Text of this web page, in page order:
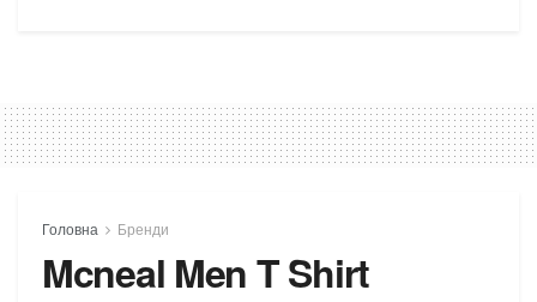
Головна Бренди
Mcneal Men T Shirt